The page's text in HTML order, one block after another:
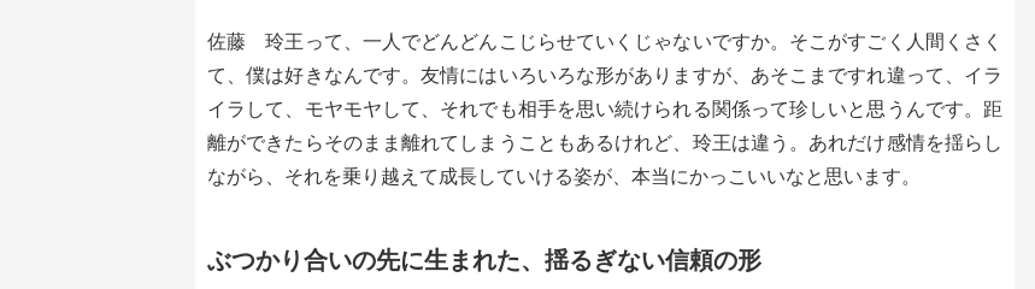
佐藤 玲王って、一人でどんどんこじらせていくじゃないですか。そこがすごく人間くさく
て、僕は好きなんです。友情にはいろいろな形がありますが、あそこまですれ違って、イラ
イラして、モヤモヤして、それでも相手を思い続けられる関係って珍しいと思うんです。距
離ができたらそのまま離れてしまうこともあるけれど、玲王は違う。あれだけ感情を揺らし
ながら、それを乗り越えて成長していける姿が、本当にかっこいいなと思います。
ぶつかり合いの先に生まれた、揺るぎない信頼の形